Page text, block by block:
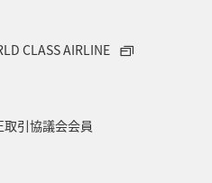
CLASS AIRLINE
引協議会会員